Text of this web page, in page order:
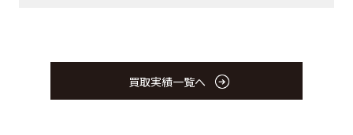
買取実績一覧へ